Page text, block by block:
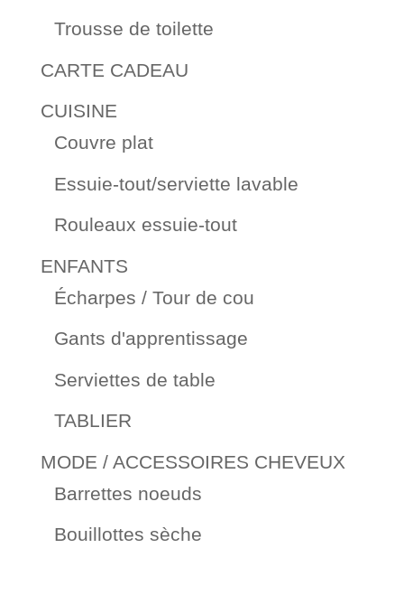
Trousse de toilette
CARTE CADEAU
CUISINE
Couvre plat
Essuie-tout/serviette lavable
Rouleaux essuie-tout
ENFANTS
Écharpes / Tour de cou
Gants d'apprentissage
Serviettes de table
TABLIER
MODE / ACCESSOIRES CHEVEUX
Barrettes noeuds
Bouillottes sèche